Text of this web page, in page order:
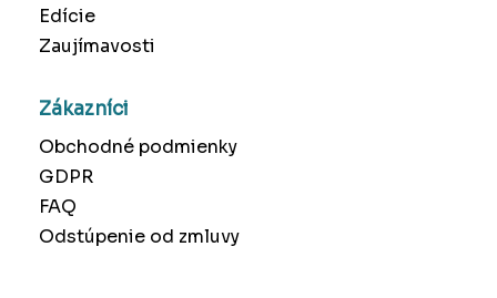
Edície
Zaujímavosti
Zákazníci
Obchodné podmienky
GDPR
FAQ
Odstúpenie od zmluvy